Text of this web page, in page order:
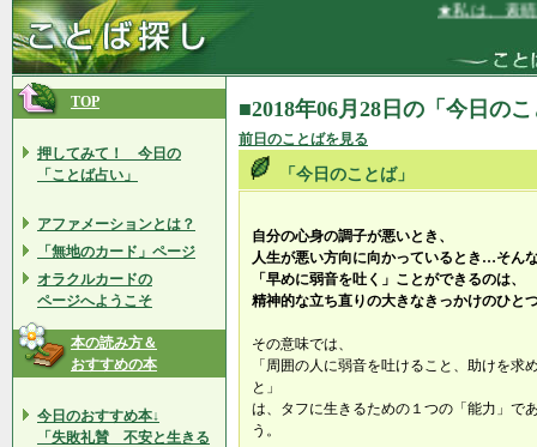
★私は、素晴
TOP
押してみて！ 今日の
「ことば占い」
アファメーションとは？
「無地のカード」ページ
オラクルカードの
ページへようこそ
本の読み方＆
おすすめの本
今日のおすすめ本↓
「失敗礼賛 不安と生きる
■2018年06月28日の「今日の
前日のことばを見る
「今日のことば」
自分の心身の調子が悪いとき、
人生が悪い方向に向かっているとき…そん
「早めに弱音を吐く」ことができるのは、
精神的な立ち直りの大きなきっかけのひと
その意味では、
「周囲の人に弱音を吐けること、助けを求
と」
は、タフに生きるための１つの「能力」で
う。